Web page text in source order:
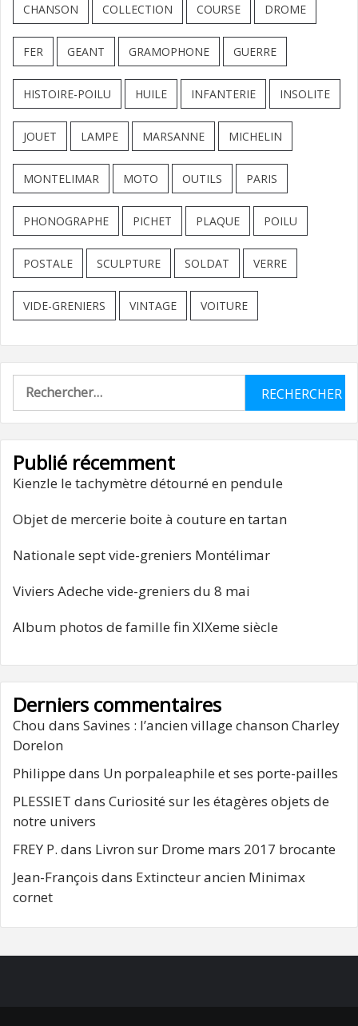
CHANSON COLLECTION COURSE DROME
FER GEANT GRAMOPHONE GUERRE
HISTOIRE-POILU HUILE INFANTERIE INSOLITE
JOUET LAMPE MARSANNE MICHELIN
MONTELIMAR MOTO OUTILS PARIS
PHONOGRAPHE PICHET PLAQUE POILU
POSTALE SCULPTURE SOLDAT VERRE
VIDE-GRENIERS VINTAGE VOITURE
Rechercher :
Publié récemment
Kienzle le tachymètre détourné en pendule
Objet de mercerie boite à couture en tartan
Nationale sept vide-greniers Montélimar
Viviers Adeche vide-greniers du 8 mai
Album photos de famille fin XIXeme siècle
Derniers commentaires
Chou dans Savines : l’ancien village chanson Charley
Dorelon
Philippe dans Un porpaleaphile et ses porte-pailles
PLESSIET dans Curiosité sur les étagères objets de
notre univers
FREY P. dans Livron sur Drome mars 2017 brocante
Jean-François dans Extincteur ancien Minimax
cornet